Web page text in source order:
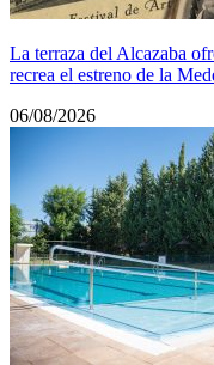
La terraza del Alcazaba
recrea el estreno de la
06/08/2026